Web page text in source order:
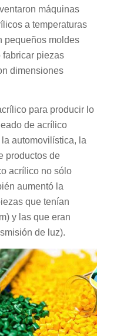
máquinas
a temperaturas
pequeños moldes
piezas
dimensiones
para producir lo
de acrílico
automovilística, la
productos de
acrílico no sólo
aumentó la
que tenían
y las que eran
de luz).